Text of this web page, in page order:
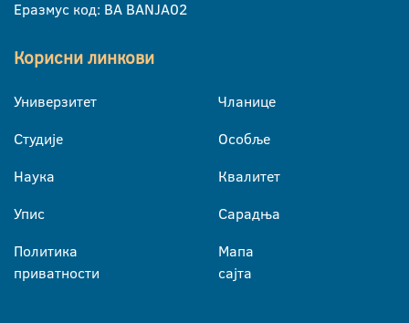
Еразмус код: BA BANJA02
Корисни линкови
Универзитет
Студије
Наука
Упис
Политика
приватности
Чланице
Особље
Квалитет
Сарадња
Мапа
сајта